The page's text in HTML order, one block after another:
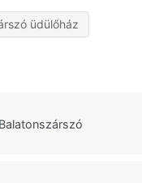
üdülőház